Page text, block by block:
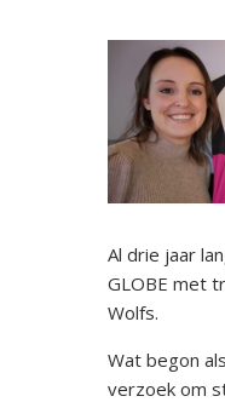
Al drie jaar
GLOBE met
Wolfs.
Wat begon
verzoek om